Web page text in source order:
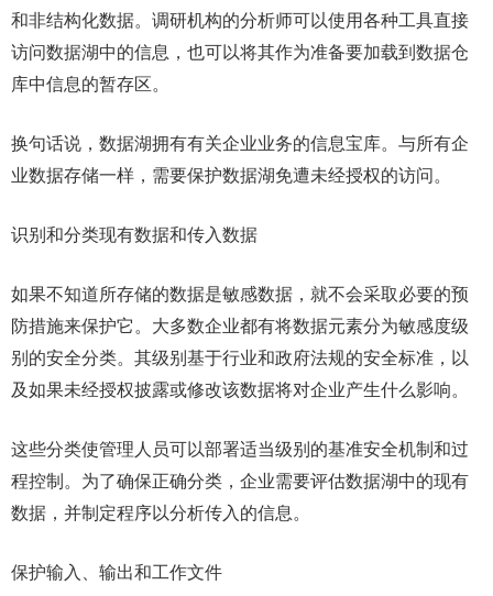
和非结构化数据。调研机构的分析师可以使用各种工具直接
访问数据湖中的信息，也可以将其作为准备要加载到数据仓
库中信息的暂存区。
换句话说，数据湖拥有有关企业业务的信息宝库。与所有企
业数据存储一样，需要保护数据湖免遭未经授权的访问。
识别和分类现有数据和传入数据
如果不知道所存储的数据是敏感数据，就不会采取必要的预
防措施来保护它。大多数企业都有将数据元素分为敏感度级
别的安全分类。其级别基于行业和政府法规的安全标准，以
及如果未经授权披露或修改该数据将对企业产生什么影响。
这些分类使管理人员可以部署适当级别的基准安全机制和过
程控制。为了确保正确分类，企业需要评估数据湖中的现有
数据，并制定程序以分析传入的信息。
保护输入、输出和工作文件